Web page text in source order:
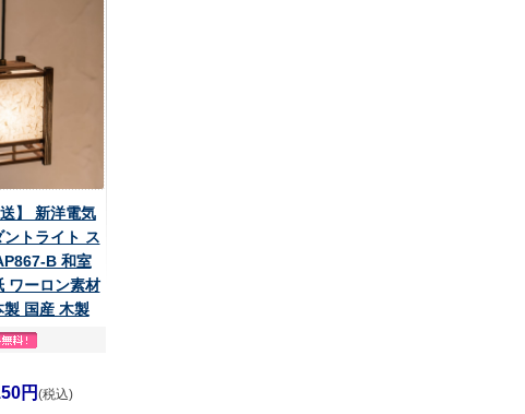
】 新洋電気
トライト ス
B 和室
ワーロン素材
製 国産 木製
円 (税込)